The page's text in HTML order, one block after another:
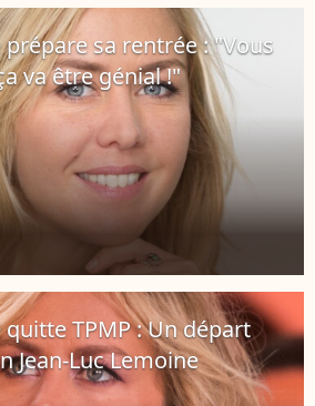
sa rentrée : "Vous
va être génial !"
TPMP : Un départ
Jean-Luc Lemoine